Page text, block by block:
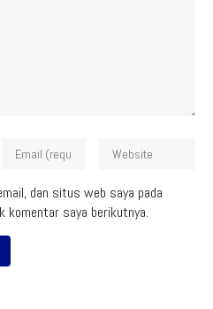
dan situs web saya pada
komentar saya berikutnya.